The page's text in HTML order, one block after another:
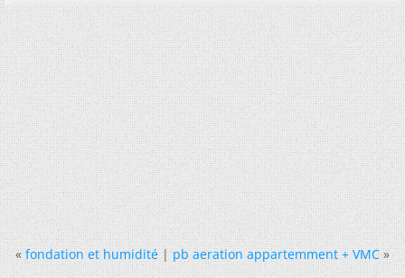
« fondation et humidité|pb aeration appartemment + VMC »